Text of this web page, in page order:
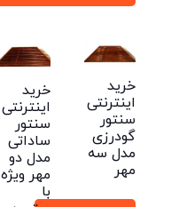
خرید
اینترنتی
سنتور
گودرزی
مدل سه
مهر
خرید
اینترنتی
سنتور
ساداتی
مدل دو
مهر ویژه
با